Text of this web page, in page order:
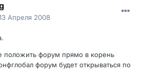
Апреля 2008
форум прямо в корень
форум будет открываться по